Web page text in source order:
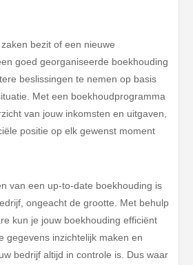
bezit of een nieuwe
goed georganiseerde boekhouding
beslissingen te nemen op basis
Met een boekhoudprogramma
van jouw inkomsten en uitgaven,
positie op elk gewenst moment
van een up-to-date boekhouding is
ongeacht de grootte. Met behulp
kun je jouw boekhouding efficiënt
gegevens inzichtelijk maken en
bedrijf altijd in controle is. Dus waar